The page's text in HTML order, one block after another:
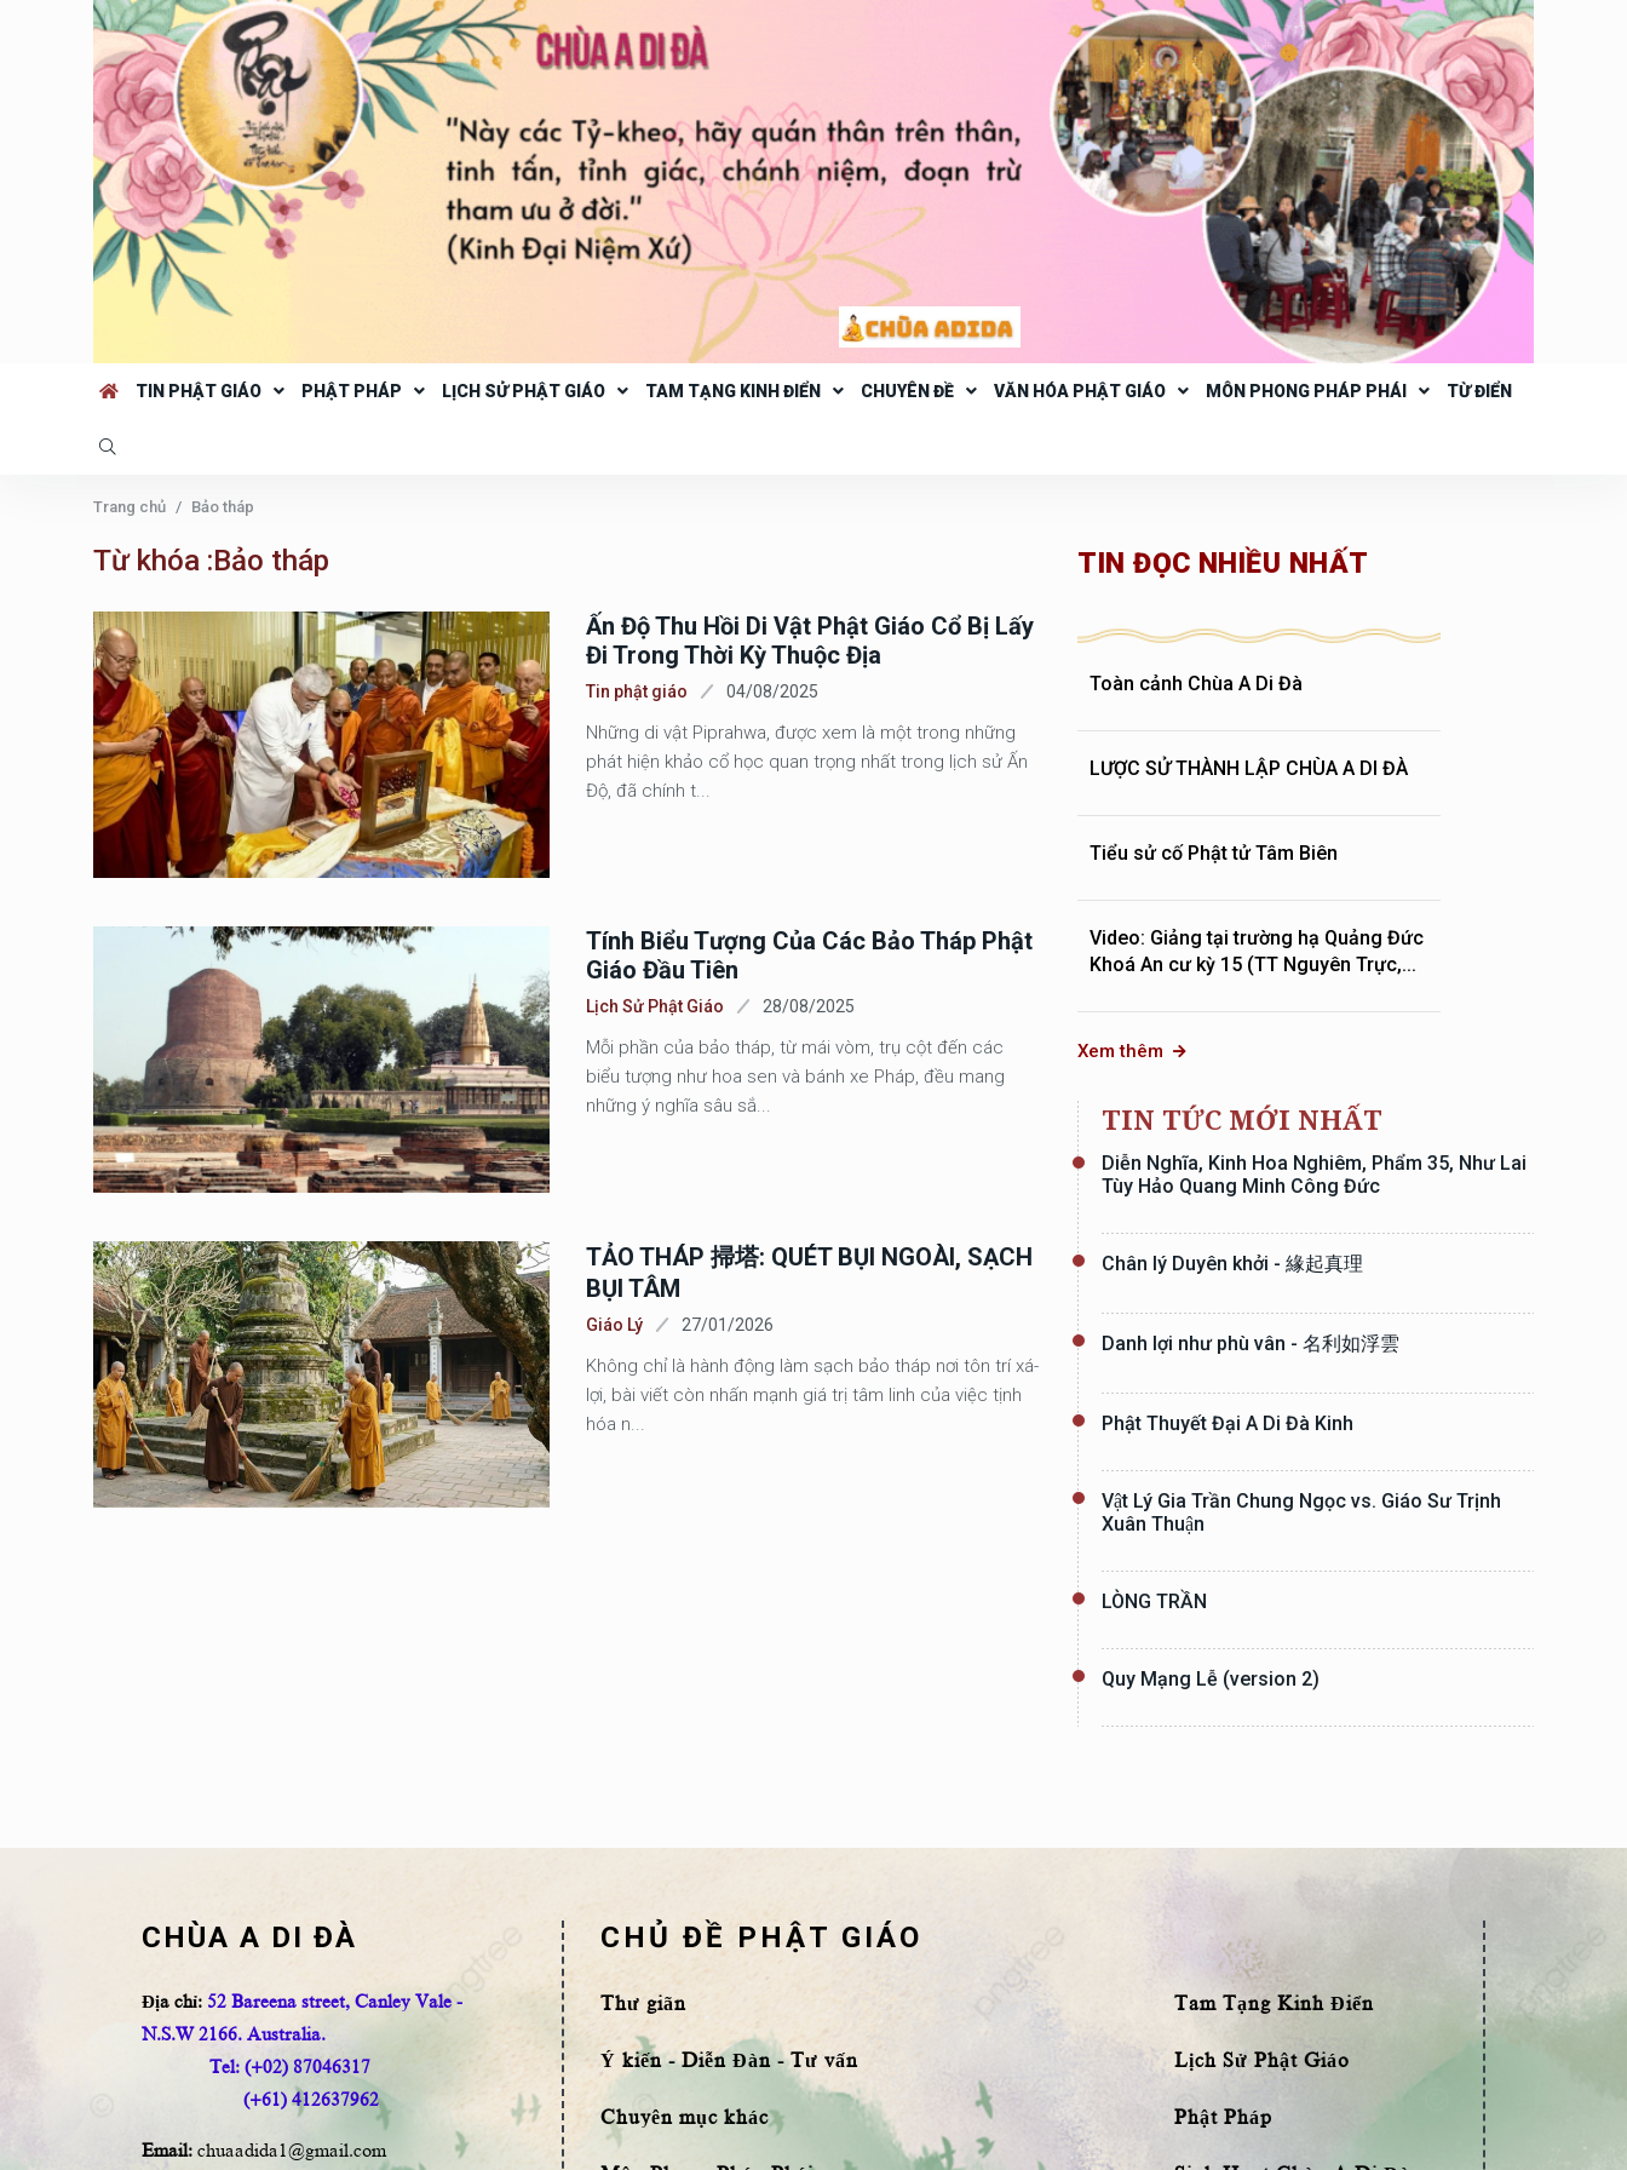
TIN PHẬT GIÁO PHẬT PHÁP LỊCH SỬ PHẬT GIÁO TAM TẠNG KINH ĐIỂN CHUYÊN ĐỀ VĂN HÓA PHẬT GIÁO MÔN PHONG PHÁP PHÁI TỪ ĐIỂN
Trang chủ Bảo tháp
Từ khóa :Bảo tháp
Ấn Độ Thu Hồi Di Vật Phật Giáo Cổ Bị Lấy
Đi Trong Thời Kỳ Thuộc Địa
Tin phật giáo 04/08/2025
Những di vật Piprahwa, được xem là một trong những
phát hiện khảo cổ học quan trọng nhất trong lịch sử Ấn
Độ, đã chính t...
Tính Biểu Tượng Của Các Bảo Tháp Phật
Giáo Đầu Tiên
Lịch Sử Phật Giáo 28/08/2025
Mỗi phần của bảo tháp, từ mái vòm, trụ cột đến các
biểu tượng như hoa sen và bánh xe Pháp, đều mang
những ý nghĩa sâu sắ...
TẢO THÁP 掃塔: QUÉT BỤI NGOÀI, SẠCH
BỤI TÂM
Giáo Lý 27/01/2026
Không chỉ là hành động làm sạch bảo tháp nơi tôn trí xá-
lợi, bài viết còn nhấn mạnh giá trị tâm linh của việc tịnh
hóa n...
TIN ĐỌC NHIỀU NHẤT
Toàn cảnh Chùa A Di Đà
LƯỢC SỬ THÀNH LẬP CHÙA A DI ĐÀ
Tiểu sử cố Phật tử Tâm Biên
Video: Giảng tại trường hạ Quảng Đức
Khoá An cư kỳ 15 (TT Nguyên Trực,...
Xem thêm
TIN TỨC MỚI NHẤT
Diễn Nghĩa, Kinh Hoa Nghiêm, Phẩm 35, Như Lai
Tùy Hảo Quang Minh Công Đức
Chân lý Duyên khởi - 緣起真理
Danh lợi như phù vân - 名利如浮雲
Phật Thuyết Đại A Di Đà Kinh
Vật Lý Gia Trần Chung Ngọc vs. Giáo Sư Trịnh
Xuân Thuận
LÒNG TRẦN
Quy Mạng Lễ (version 2)
CHÙA A DI ĐÀ
Địa chỉ: 52 Bareena street, Canley Vale -
N.S.W 2166. Australia.
Tel: (+02) 87046317
(+61) 412637962
Email: chuaadida1@gmail.com
CHỦ ĐỀ PHẬT GIÁO
Thư giãn
Ý kiến - Diễn Đàn - Tư vấn
Chuyên mục khác
Tam Tạng Kinh Điển
Lịch Sử Phật Giáo
Phật Pháp